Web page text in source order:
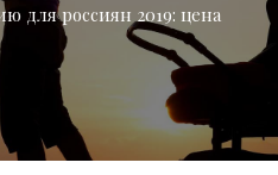
для россиян 2019: цена